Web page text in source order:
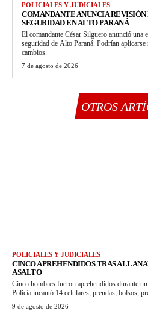
POLICIALES Y JUDICIALES
COMANDANTE ANUNCIA
SEGURIDAD EN ALTO PARANÁ
El comandante César Silguero anunció una
seguridad de Alto Paraná. Podrían
cambios.
7 de agosto de 2026
OTROS
POLICIALES Y JUDICIALES
CINCO APREHENDIDOS TRAS
ASALTO
Cinco hombres fueron aprehendidos durante
Policía incautó 14 celulares, prendas, bolsos,
9 de agosto de 2026